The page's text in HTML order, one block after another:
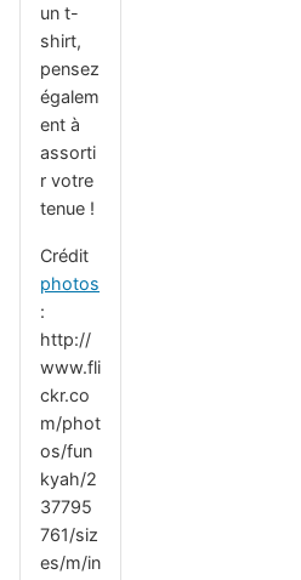
un t-
shirt,
pensez
égalem
ent à
assorti
r votre
tenue !
Crédit
photos
:
http://
www.fli
ckr.co
m/phot
os/fun
kyah/2
37795
761/siz
es/m/in